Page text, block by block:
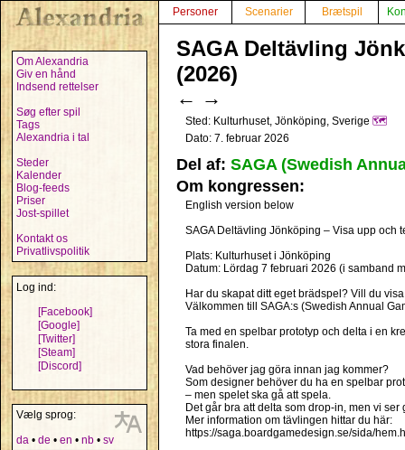
Om Alexandria
Giv en hånd
Indsend rettelser
Søg efter spil
Tags
Alexandria i tal
Steder
Kalender
Blog-feeds
Priser
Jost-spillet
Kontakt os
Privatlivspolitik
Log ind:
[Facebook]
[Google]
[Twitter]
[Steam]
[Discord]
Vælg sprog:
da • de • en • nb • sv
Personer Scenarier Brætspil
SAGA Deltävling
(2026)
← →
Sted: Kulturhuset, Jönköping, Sverige 🗺️
Dato: 7. februar 2026
Del af: SAGA (Swedish
Om kongressen:
English version below
SAGA Deltävling Jönköping – Visa upp och
Plats: Kulturhuset i Jönköping
Datum: Lördag 7 februari 2026 (i samband
Har du skapat ditt eget brädspel? Vill du
Välkommen till SAGA:s (Swedish Annual
Ta med en spelbar prototyp och delta i en
stora finalen.
Vad behöver jag göra innan jag kommer?
Som designer behöver du ha en spelbar
– men spelet ska gå att spela.
Det går bra att delta som drop-in, men vi
Mer information om tävlingen hittar du här:
https://saga.boardgamedesign.se/sida/